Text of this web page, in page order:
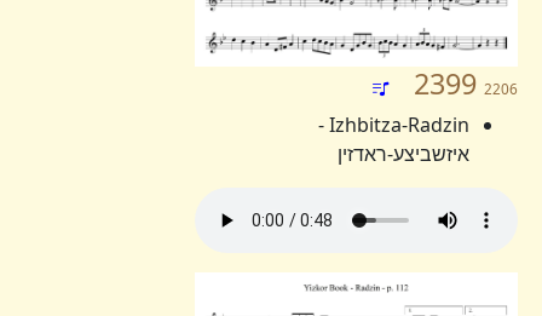
2399 2206
Izhbitza-Radzin -
איזשביצע-ראדזין